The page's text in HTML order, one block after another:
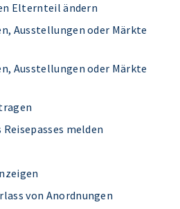
Elternteil ändern
Ausstellungen oder Märkte
Ausstellungen oder Märkte
melden
von Anordnungen